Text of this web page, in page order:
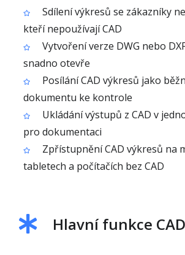
Sdílení výkresů se zákazníky
kteří nepoužívají CAD
Vytvoření verze DWG nebo
snadno otevře
Posílání CAD výkresů jako
dokumentu ke kontrole
Ukládání výstupů z CAD v
pro dokumentaci
Zpřístupnění CAD výkresů na
tabletech a počítačích bez CAD
Hlavní funkce